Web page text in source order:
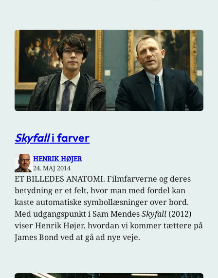
Skyfalli farver
HENRIK HØJER
24. MAJ 2014
ET BILLEDES ANATOMI. Filmfarverne og deres
betydning er et felt, hvor man med fordel kan
kaste automatiske symbollæsninger over bord.
Med udgangspunkt i Sam MendesSkyfall (2012)
viser Henrik Højer, hvordan vi kommer tættere på
James Bond ved at gå ad nye veje.